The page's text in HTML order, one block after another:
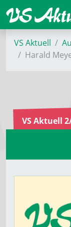
VS Aktuell
Harald
VS Aktuell